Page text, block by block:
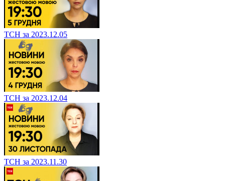
ТСН за 2023.12.05
ТСН за 2023.12.04
ТСН за 2023.11.30